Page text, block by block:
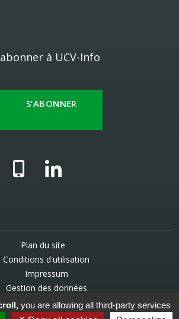
à UCV-Info
S’ABONNER
Plan du site
Conditions d'utilisation
Impressum
Gestion des données
Une créationWNG agence digitale
you are allowing all third-party services